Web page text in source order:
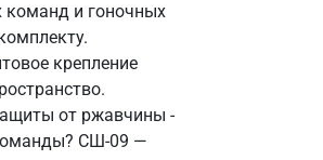
команд и гоночных
крепление
от ржавчины -
СШ-09 —